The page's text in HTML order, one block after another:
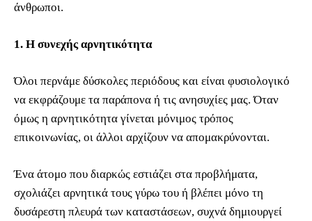
άνθρωποι.
1. Η συνεχής αρνητικότητα
Όλοι περνάμε δύσκολες περιόδους και είναι φυσιολογικό
να εκφράζουμε τα παράπονα ή τις ανησυχίες μας. Όταν
όμως η αρνητικότητα γίνεται μόνιμος τρόπος
επικοινωνίας, οι άλλοι αρχίζουν να απομακρύνονται.
Ένα άτομο που διαρκώς εστιάζει στα προβλήματα,
σχολιάζει αρνητικά τους γύρω του ή βλέπει μόνο τη
δυσάρεστη πλευρά των καταστάσεων, συχνά δημιουργεί